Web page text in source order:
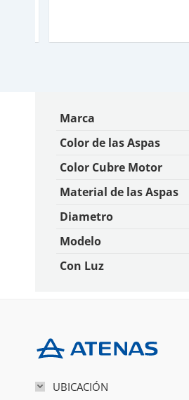
Marca
Color de las Aspas
Color Cubre Motor
Material de las Aspas
Diametro
Modelo
Con Luz
UBICACIÓN